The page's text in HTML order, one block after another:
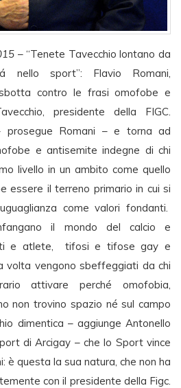
– “Tenete Tavecchio lontano da
nello sport”: Flavio Romani,
contro le frasi omofobe e
presidente della FIGC.
prosegue Romani – e torna ad
e antisemite indegne di chi
livello in un ambito come quello
essere il terreno primario in cui si
come valori fondanti.
il mondo del calcio e
e atlete, tifosi e tifose gay e
volta vengono sbeffeggiati da chi
attivare perché omofobia,
non trovino spazio né sul campo
dimentica – aggiunge Antonello
di Arcigay – che lo Sport vince
è questa la sua natura, che non ha
con il presidente della Figc.